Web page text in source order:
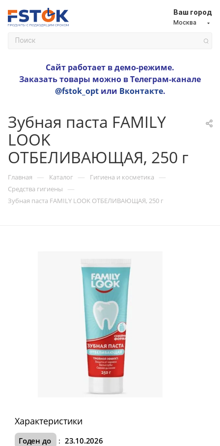
Ваш город
Москва
Сайт работает в демо-режиме.
Заказать товары можно в Телеграм-канале
@fstok_optили Вконтакте.
Зубная паста FAMILY
LOOK
ОТБЕЛИВАЮЩАЯ, 250 г
Главная — Каталог — Гигиена и косметика —
Средства гигиены —
Зубная паста FAMILY LOOK ОТБЕЛИВАЮЩАЯ, 250 г
Характеристики
Годен до : 23.10.2026